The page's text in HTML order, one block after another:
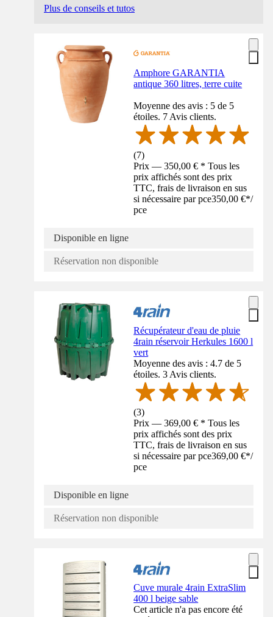
Plus de conseils et tutos
Amphore GARANTIA
antique 360 litres, terre cuite
Moyenne des avis : 5 de 5
étoiles. 7 Avis clients.
(7)
Prix — 350,00 € * Tous les
prix affichés sont des prix
TTC, frais de livraison en sus
si nécessaire par pce350,00 €*/
pce
Disponible en ligne
Réservation non disponible
Récupérateur d'eau de pluie
4rain réservoir Herkules 1600 l
vert
Moyenne des avis : 4.7 de 5
étoiles. 3 Avis clients.
(3)
Prix — 369,00 € * Tous les
prix affichés sont des prix
TTC, frais de livraison en sus
si nécessaire par pce369,00 €*/
pce
Disponible en ligne
Réservation non disponible
Cuve murale 4rain ExtraSlim
400 l beige sable
Cet article n'a pas encore été